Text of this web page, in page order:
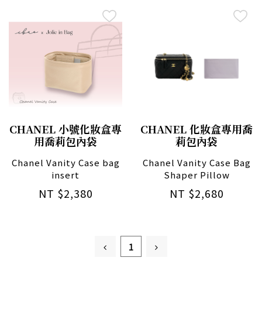
CHANEL 小號化妝盒專
用喬莉包內袋
Chanel Vanity Case bag
insert
NT $2,380
CHANEL 化妝盒專用喬
莉包內袋
Chanel Vanity Case Bag
Shaper Pillow
NT $2,680
1